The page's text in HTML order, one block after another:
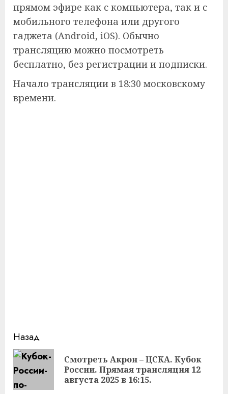
прямом эфире как с компьютера, так и с
мобильного телефона или другого
гаджета (Android, iOS). Обычно
трансляцию можно посмотреть
бесплатно, без регистрации и подписки.
Начало трансляции в 18:30 московскому
времени.
Продолжить
чтение
Назад
Смотреть Акрон – ЦСКА. Кубок
России. Прямая трансляция 12
августа 2025 в 16:15.